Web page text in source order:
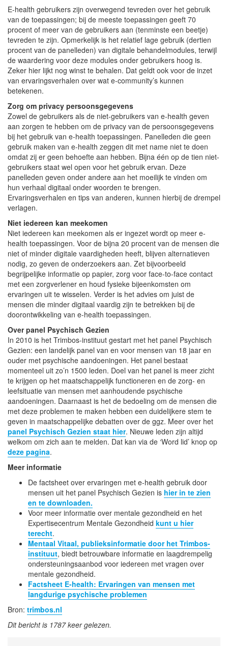
E-health gebruikers zijn overwegend tevreden over het gebruik
van de toepassingen; bij de meeste toepassingen geeft 70
procent of meer van de gebruikers aan (tenminste een beetje)
tevreden te zijn. Opmerkelijk is het relatief lage gebruik (dertien
procent van de panelleden) van digitale behandelmodules, terwijl
de waardering voor deze modules onder gebruikers hoog is.
Zeker hier lijkt nog winst te behalen. Dat geldt ook voor de inzet
van ervaringsverhalen over wat e-community’s kunnen
betekenen.
Zorg om privacy persoonsgegevens
Zowel de gebruikers als de niet-gebruikers van e-health geven
aan zorgen te hebben om de privacy van de persoonsgegevens
bij het gebruik van e-health toepassingen. Panelleden die geen
gebruik maken van e-health zeggen dit met name niet te doen
omdat zij er geen behoefte aan hebben. Bijna één op de tien niet-
gebruikers staat wel open voor het gebruik ervan. Deze
panelleden geven onder andere aan het moeilijk te vinden om
hun verhaal digitaal onder woorden te brengen.
Ervaringsverhalen en tips van anderen, kunnen hierbij de drempel
verlagen.
Niet iedereen kan meekomen
Niet iedereen kan meekomen als er ingezet wordt op meer e-
health toepassingen. Voor de bijna 20 procent van de mensen die
niet of minder digitale vaardigheden heeft, blijven alternatieven
nodig, zo geven de onderzoekers aan. Zet bijvoorbeeld
begrijpelijke informatie op papier, zorg voor face-to-face contact
met een zorgverlener en houd fysieke bijeenkomsten om
ervaringen uit te wisselen. Verder is het advies om juist de
mensen die minder digitaal vaardig zijn te betrekken bij de
doorontwikkeling van e-health toepassingen.
Over panel Psychisch Gezien
In 2010 is het Trimbos-instituut gestart met het panel Psychisch
Gezien: een landelijk panel van en voor mensen van 18 jaar en
ouder met psychische aandoeningen. Het panel bestaat
momenteel uit zo’n 1500 leden. Doel van het panel is meer zicht
te krijgen op het maatschappelijk functioneren en de zorg- en
leefsituatie van mensen met aanhoudende psychische
aandoeningen. Daarnaast is het de bedoeling om de mensen die
met deze problemen te maken hebben een duidelijkere stem te
geven in maatschappelijke debatten over de ggz. Meer over het
panel Psychisch Gezien staat hier. Nieuwe leden zijn altijd
welkom om zich aan te melden. Dat kan via de ‘Word lid’ knop op
deze pagina.
Meer informatie
De factsheet over ervaringen met e-health gebruik door
mensen uit het panel Psychisch Gezien is hier in te zien
en te downloaden.
Voor meer informatie over mentale gezondheid en het
Expertisecentrum Mentale Gezondheid kunt u hier
terecht.
Mentaal Vitaal, publieksinformatie door het Trimbos-
instituut, biedt betrouwbare informatie en laagdrempelig
ondersteuningsaanbod voor iedereen met vragen over
mentale gezondheid.
Factsheet E-health: Ervaringen van mensen met
langdurige psychische problemen
Bron: trimbos.nl
Dit bericht is 1787 keer gelezen.